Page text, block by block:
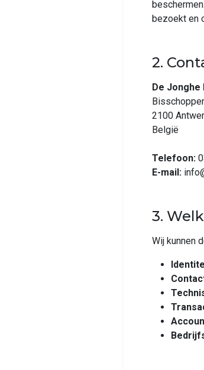
bezoekt en
2.
De Jonghe
2100
België
Telefoon:
E-mail:
3.
Wij kunnen